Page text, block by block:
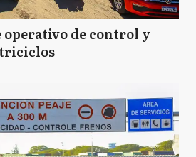
operativo de control y